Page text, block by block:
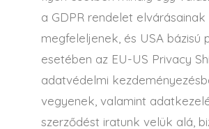
a GDPR rendelet elvárásainak
megfeleljenek, és USA bázisú
esetében az EU-US Privacy
adatvédelmi
vegyenek, valamint
szerződést iratunk velük alá,